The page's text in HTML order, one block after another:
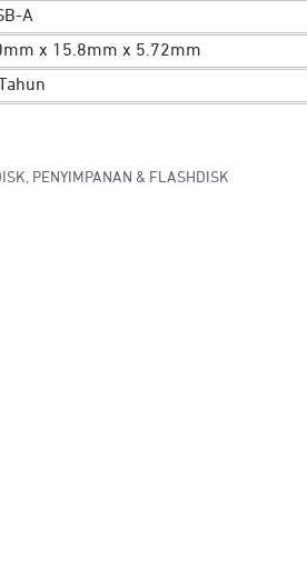
A
x 15.8mm x 5.72mm
, PENYIMPANAN & FLASHDISK